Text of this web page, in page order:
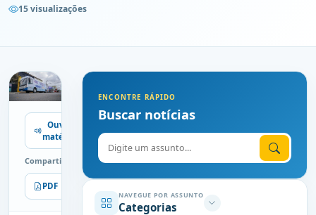
15 visualizações
Ouvir
matéria
Compartilhe
PDF Imprimir
ENCONTRE RÁPIDO
Buscar notícias
Digite o assunto
NAVEGUE POR ASSUNTO
Categorias